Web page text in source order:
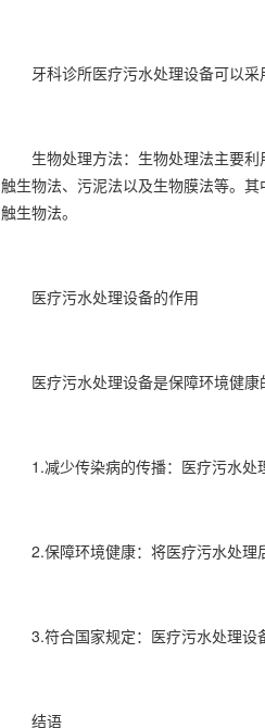
牙科诊所医疗污水处理设备可以采
生物处理方法：生物处理法主要利
触生物法、污泥法以及生物膜法等。
触生物法。
医疗污水处理设备的作用
医疗污水处理设备是保障环境健康
1.减少传染病的传播：医疗污水处
2.保障环境健康：将医疗污水处理
3.符合国家规定：医疗污水处理设
结语